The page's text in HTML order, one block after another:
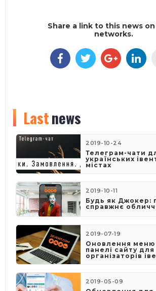
Share a link to this news
networks.
Lastnews
2019-10-24
Телеграм-чати
українських
містах
2019-10-11
Будь як Джокер:
справжнє
2019-07-19
Оновлення меню
панелі сайту для
організаторів
2019-05-09